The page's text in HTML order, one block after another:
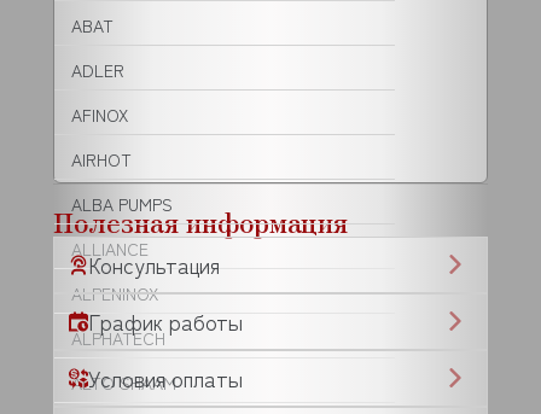
ABAT
ADLER
AFINOX
AIRHOT
ALBA PUMPS
ALLIANCE
ALPENINOX
ALPHATECH
ALTO SHAAM
Полезная информация
Консультация
График работы
Условия оплаты